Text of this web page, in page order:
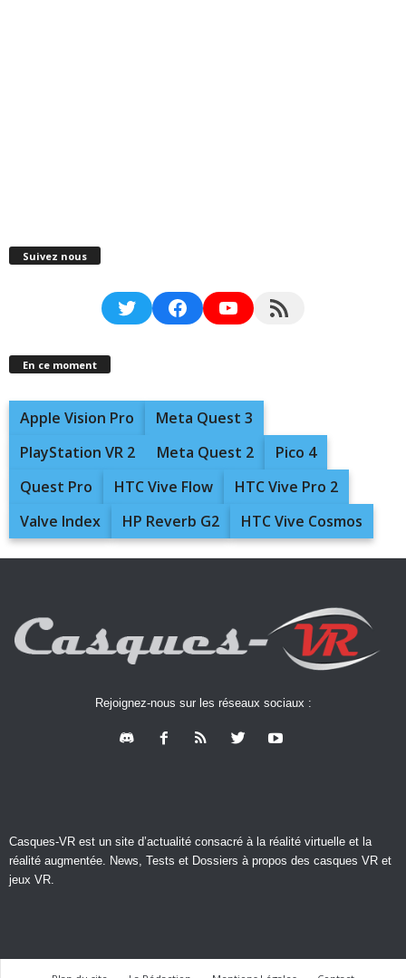
Suivez nous
TwitterFacebookYouTubeRSS Feed
En ce moment
Apple Vision Pro
Meta Quest 3
PlayStation VR 2
Meta Quest 2
Pico 4
Quest Pro
HTC Vive Flow
HTC Vive Pro 2
Valve Index
HP Reverb G2 HTC Vive Cosmos
Rejoignez-nous sur les réseaux sociaux :
Casques-VR est un site d’actualité consacré à la réalité virtuelle et la
réalité augmentée. News, Tests et Dossiers à propos des casques VR et
jeux VR.